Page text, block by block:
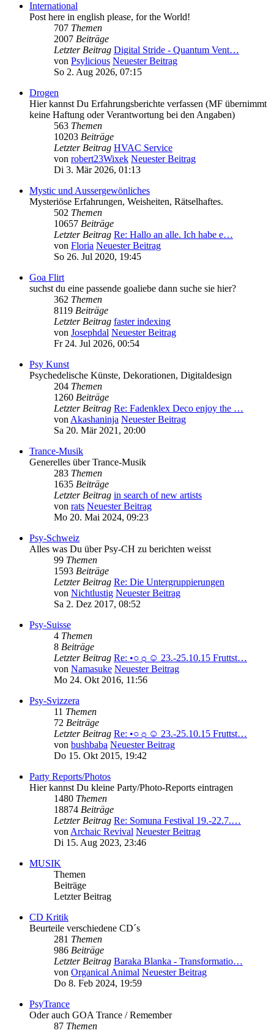
International
Post here in english please, for the World!
707 Themen
2007 Beiträge
Letzter Beitrag Digital Stride - Quantum Vent…
von Psylicious Neuester Beitrag
So 2. Aug 2026, 07:15
Drogen
Hier kannst Du Erfahrungsberichte verfassen (MF übernimmt
keine Haftung oder Verantwortung bei den Angaben)
563 Themen
10203 Beiträge
Letzter Beitrag HVAC Service
von robert23Wixek Neuester Beitrag
Di 3. Mär 2026, 01:13
Mystic und Aussergewönliches
Mysteriöse Erfahrungen, Weisheiten, Rätselhaftes.
502 Themen
10657 Beiträge
Letzter Beitrag Re: Hallo an alle. Ich habe e…
von Floria Neuester Beitrag
So 26. Jul 2020, 19:45
Goa Flirt
suchst du eine passende goaliebe dann suche sie hier?
362 Themen
8119 Beiträge
Letzter Beitrag faster indexing
von Josephdal Neuester Beitrag
Fr 24. Jul 2026, 00:54
Psy Kunst
Psychedelische Künste, Dekorationen, Digitaldesign
204 Themen
1260 Beiträge
Letzter Beitrag Re: Fadenklex Deco enjoy the …
vonAkashaninja Neuester Beitrag
Sa 20. Mär 2021, 20:00
Trance-Musik
Generelles über Trance-Musik
283 Themen
1635 Beiträge
Letzter Beitrag in search of new artists
von rats Neuester Beitrag
Mo 20. Mai 2024, 09:23
Psy-Schweiz
Alles was Du über Psy-CH zu berichten weisst
99 Themen
1593 Beiträge
Letzter Beitrag Re: Die Untergruppierungen
von Nichtlustig Neuester Beitrag
Sa 2. Dez 2017, 08:52
Psy-Suisse
4 Themen
8 Beiträge
Letzter Beitrag Re: •○☼☺ 23.-25.10.15 Fruttst…
von Namasuke Neuester Beitrag
Mo 24. Okt 2016, 11:56
Psy-Svizzera
11 Themen
72 Beiträge
Letzter Beitrag Re: •○☼☺ 23.-25.10.15 Fruttst…
von bushbaba Neuester Beitrag
Do 15. Okt 2015, 19:42
Party Reports/Photos
Hier kannst Du kleine Party/Photo-Reports eintragen
1480 Themen
18874 Beiträge
Letzter Beitrag Re: Somuna Festival 19.-22.7.…
vonArchaic Revival Neuester Beitrag
Di 15. Aug 2023, 23:46
MUSIK
Themen
Beiträge
Letzter Beitrag
CD Kritik
Beurteile verschiedene CD´s
281 Themen
986 Beiträge
Letzter Beitrag Baraka Blanka - Transformatio…
von Organical Animal Neuester Beitrag
Do 8. Feb 2024, 19:59
PsyTrance
Oder auch GOA Trance / Remember
87 Themen